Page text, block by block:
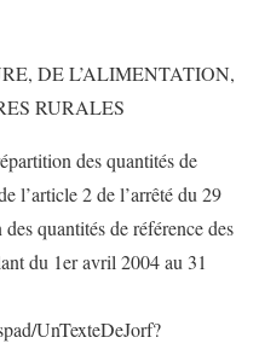
DE L’ALIMENTATION,
RURALES
des quantités de
l’article 2 de l’arrêté du 29
quantités de référence des
du 1er avril 2004 au 31
UnTexteDeJorf?